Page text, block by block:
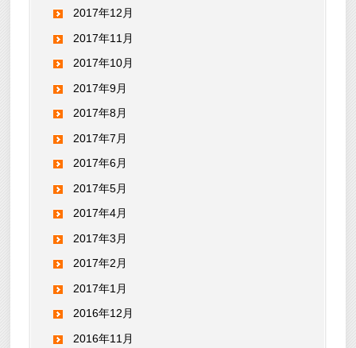
2017年12月
2017年11月
2017年10月
2017年9月
2017年8月
2017年7月
2017年6月
2017年5月
2017年4月
2017年3月
2017年2月
2017年1月
2016年12月
2016年11月